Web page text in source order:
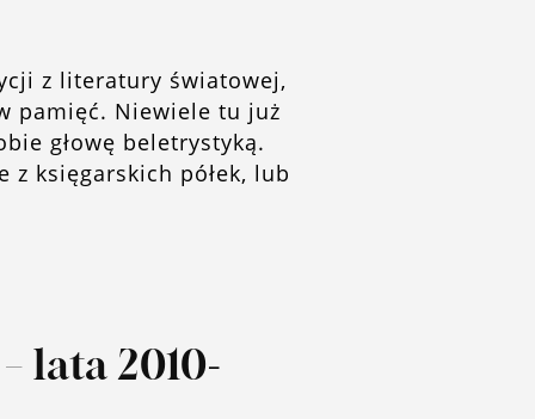
z literatury światowej,
pamięć. Niewiele tu już
głowę beletrystyką.
z księgarskich półek, lub
lata 2010-